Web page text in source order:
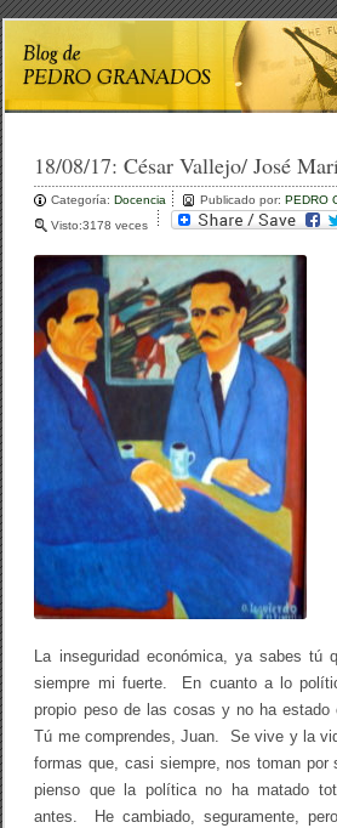
18/08/17:César Vallejo/ José
Categoría:Docencia Publicado por:PEDRO
Visto:3178 veces
La inseguridad económica, ya sabes
siempre mi fuerte. En cuanto a lo
propio peso de las cosas y no ha estado
Tú me comprendes, Juan. Se vive y la
formas que, casi siempre, nos toman por
pienso que la política no ha matado
antes. He cambiado, seguramente,